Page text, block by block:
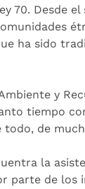
70. Desde
ha sido
y
tiempo
de
la
parte de los